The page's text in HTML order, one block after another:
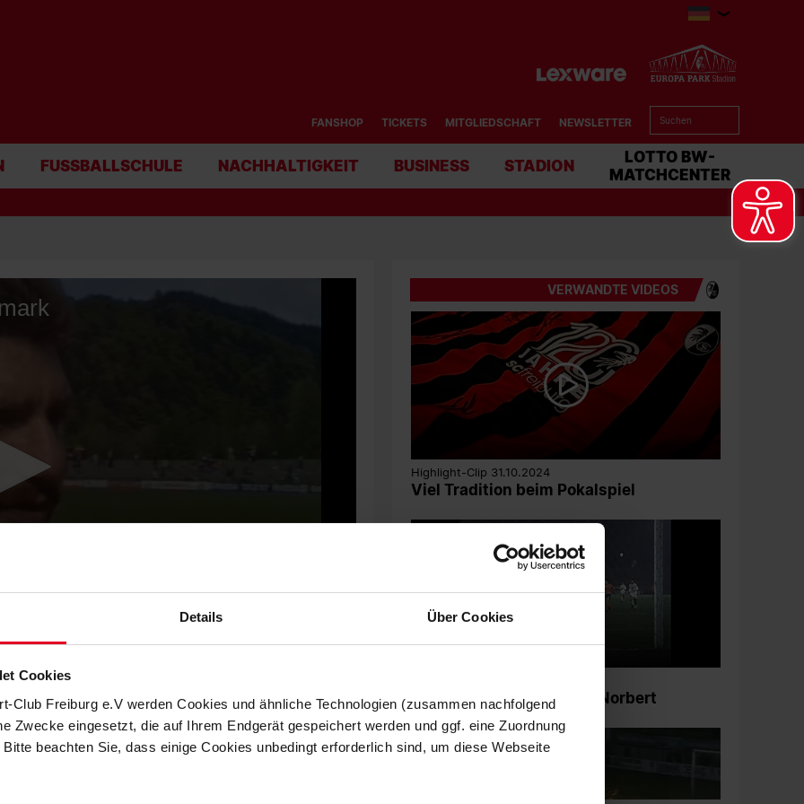
Details Über Cookies
Cookies
Club Freiburg e.V werden Cookies und ähnliche Technologien (zusammen nachfolgend
Zwecke eingesetzt, die auf Ihrem Endgerät gespeichert werden und ggf. eine Zuordnung
beachten Sie, dass einige Cookies unbedingt erforderlich sind, um diese Webseite
FANSHOP TICKETS MITGLIEDSCHAFT NEWSLETTER
FUSSBALLSCHULE NACHHALTIGKEIT BUSINESS STADION MATCHCENTER
die SpVgg Bayreuth. Der heute 61-Jährige mit Berliner
aus.
VERWANDTE VIDEOS
Highlight-Clip 31.10.2024
Viel Tradition beim Pokalspiel
Traditions-Klassiker mit Norbert
Martinelli